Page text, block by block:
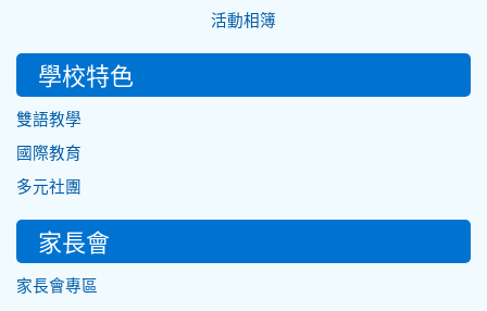
活動相簿
學校特色
雙語教學
國際教育
多元社團
家長會
家長會專區